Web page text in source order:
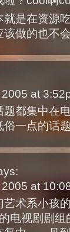
就是在资源
该做的也不
at
题都集中在
俗一点的话
at
艺术系小孩
电视剧剧